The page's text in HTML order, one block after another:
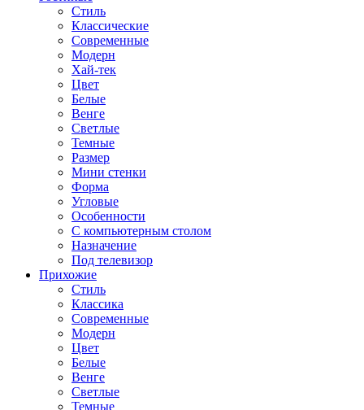
Стиль
Классические
Современные
Модерн
Хай-тек
Цвет
Белые
Венге
Светлые
Темные
Размер
Мини стенки
Форма
Угловые
Особенности
С компьютерным столом
Назначение
Под телевизор
Прихожие
Стиль
Классика
Современные
Модерн
Цвет
Белые
Венге
Светлые
Темные